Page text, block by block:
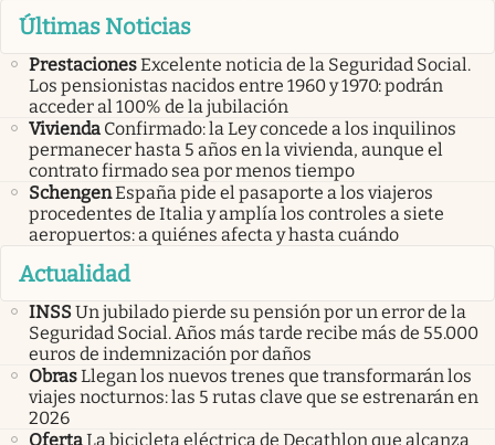
Últimas Noticias
PrestacionesExcelente noticia de la Seguridad Social.
Los pensionistas nacidos entre 1960 y 1970: podrán
acceder al 100% de la jubilación
Vivienda Confirmado: la Ley concede a los inquilinos
permanecer hasta 5 años en la vivienda, aunque el
contrato firmado sea por menos tiempo
SchengenEspaña pide el pasaporte a los viajeros
procedentes de Italia y amplía los controles a siete
aeropuertos: a quiénes afecta y hasta cuándo
Actualidad
INSSUn jubilado pierde su pensión por un error de la
Seguridad Social. Años más tarde recibe más de 55.000
euros de indemnización por daños
ObrasLlegan los nuevos trenes que transformarán los
viajes nocturnos: las 5 rutas clave que se estrenarán en
2026
OfertaLa bicicleta eléctrica de Decathlon que alcanza